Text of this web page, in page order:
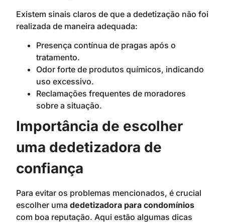
Existem sinais claros de que a dedetização não foi
realizada de maneira adequada:
Presença contínua de pragas após o
tratamento.
Odor forte de produtos químicos, indicando
uso excessivo.
Reclamações frequentes de moradores
sobre a situação.
Importância de escolher
uma dedetizadora de
confiança
Para evitar os problemas mencionados, é crucial
escolher uma dedetizadora para condomínios
com boa reputação. Aqui estão algumas dicas